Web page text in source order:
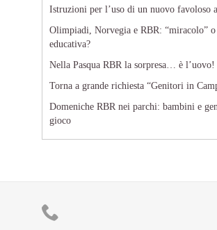
Istruzioni per l’uso di un nuovo favoloso
Olimpiadi, Norvegia e RBR: “miracolo” o
educativa?
Nella Pasqua RBR la sorpresa… è l’uovo!
Torna a grande richiesta “Genitori in
Domeniche RBR nei parchi: bambini e
gioco
